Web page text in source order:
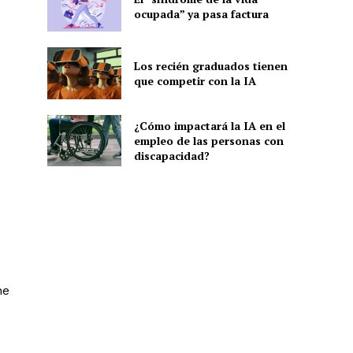
ocupada” ya pasa factura
Los recién graduados tienen
que competir con la IA
¿Cómo impactará la IA en el
empleo de las personas con
discapacidad?